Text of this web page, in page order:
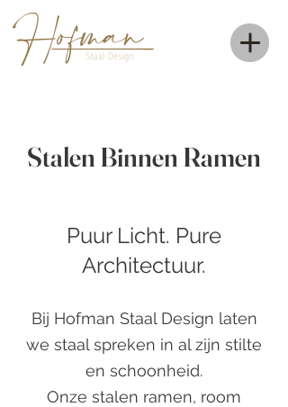
Stalen Binnen Ramen
Puur Licht. Pure
Architectuur.
Bij Hofman Staal Design laten
we staal spreken in al zijn stilte
en schoonheid.
Onze stalen ramen, room